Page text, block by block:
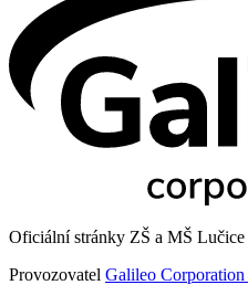
Oficiální stránky ZŠ a MŠ
Provozovatel Galileo Corporation